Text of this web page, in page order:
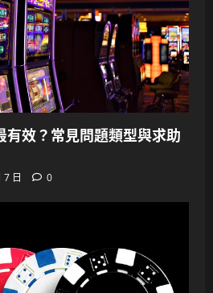
有效？常見問題類型與求助
7 日 0